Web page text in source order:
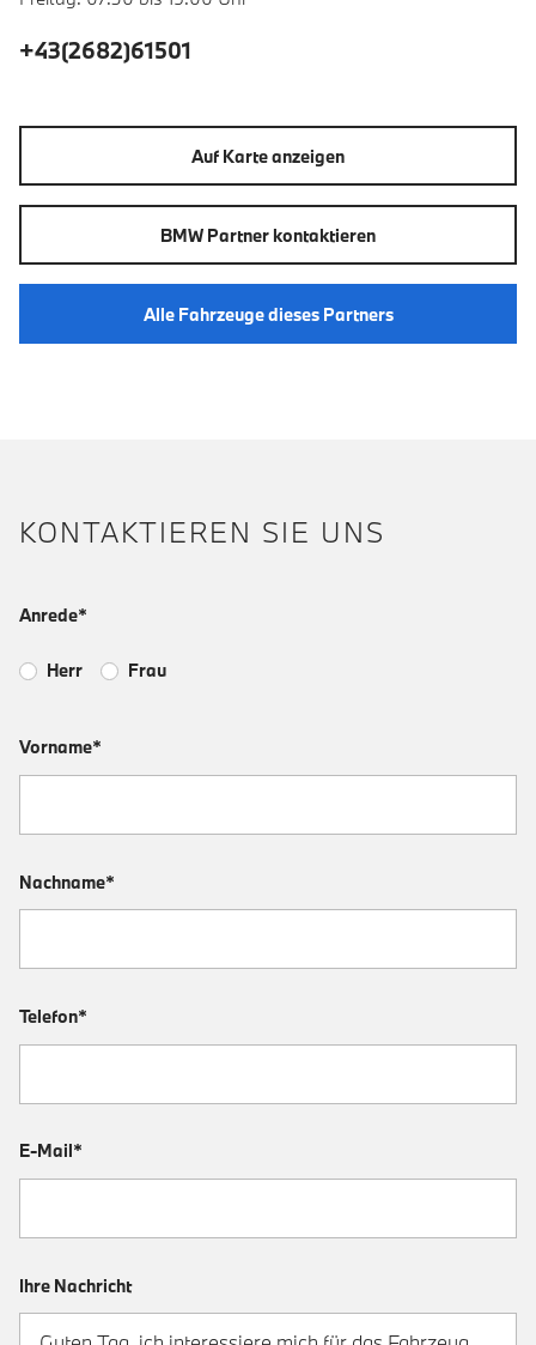
+43(2682)61501
Auf Karte anzeigen
BMW Partner kontaktieren
Alle Fahrzeuge dieses Partners
KONTAKTIEREN SIE UNS
Anrede*
Herr Frau
Vorname*
Nachname*
Telefon*
E-Mail*
Ihre Nachricht